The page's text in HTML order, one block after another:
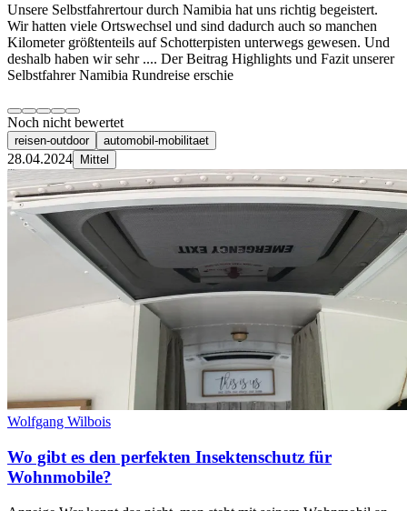
Unsere Selbstfahrertour durch Namibia hat uns richtig begeistert.
Wir hatten viele Ortswechsel und sind dadurch auch so manchen
Kilometer größtenteils auf Schotterpisten unterwegs gewesen. Und
deshalb haben wir sehr .... Der Beitrag Highlights und Fazit unserer
Selbstfahrer Namibia Rundreise erschie
Noch nicht bewertet
reisen-outdoor automobil-mobilitaet
28.04.2024 Mittel
Wolfgang Wilbois
Wo gibt es den perfekten Insektenschutz für
Wohnmobile?